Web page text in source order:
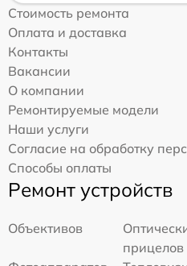
Стоимость ремонта
Оплата и доставка
Контакты
Вакансии
О компании
Ремонтируемые модели
Наши услуги
Согласие на обработку
Способы оплаты
Ремонт устройств
Объективов
прицелов